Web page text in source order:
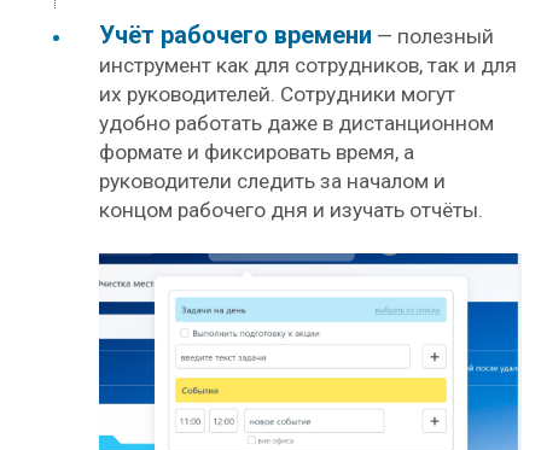
Учёт рабочего времени — полезный
инструмент как для сотрудников, так и для
их руководителей. Сотрудники могут
удобно работать даже в дистанционном
формате и фиксировать время, а
руководители следить за началом и
концом рабочего дня и изучать отчёты.